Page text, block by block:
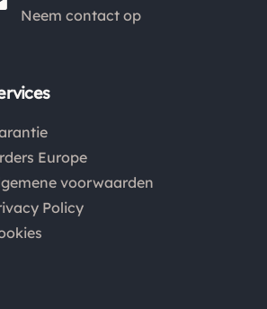
Neem contact op
Europe
voorwaarden
Policy